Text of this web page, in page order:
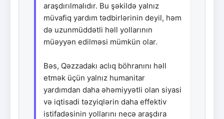
araşdırılmalıdır. Bu şəkildə yalnız
müvafiq yardım tədbirlərinin deyil, həm
də uzunmüddətli həll yollarının
müəyyən edilməsi mümkün olar.
Bəs, Qəzzadakı aclıq böhranını həll
etmək üçün yalnız humanitar
yardımdan daha əhəmiyyətli olan siyasi
və iqtisadi təzyiqlərin daha effektiv
istifadəsinin yollarını necə araşdıra